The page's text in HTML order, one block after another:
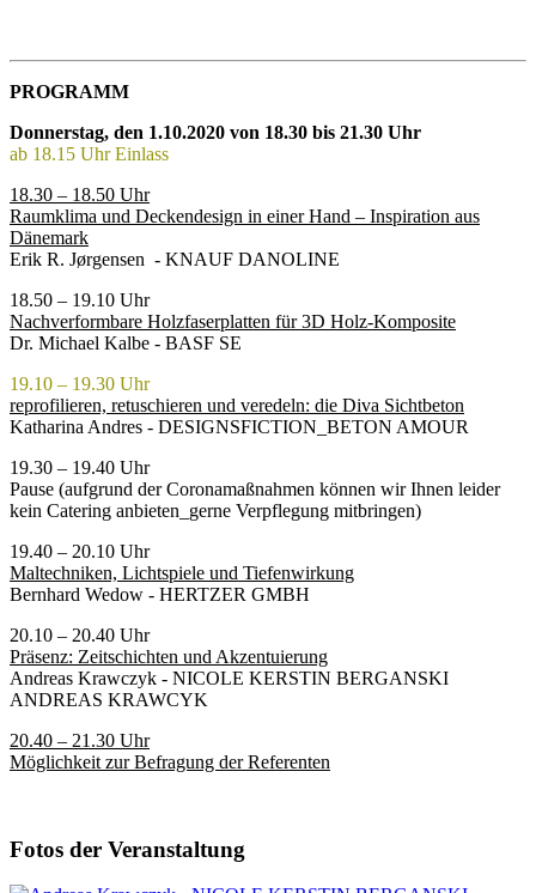
PROGRAMM
Donnerstag, den 1.10.2020 von 18.30 bis 21.30 Uhr
ab 18.15 Uhr Einlass
18.30 – 18.50 Uhr
Raumklima und Deckendesign in einer Hand – Inspiration aus
Dänemark
Erik R. Jørgensen - KNAUF DANOLINE
18.50 – 19.10 Uhr
Nachverformbare Holzfaserplatten für 3D Holz-Komposite
Dr. Michael Kalbe - BASF SE
19.10 – 19.30 Uhr
reprofilieren, retuschieren und veredeln: die Diva Sichtbeton
Katharina Andres - DESIGNSFICTION_BETON AMOUR
19.30 – 19.40 Uhr
Pause (aufgrund der Coronamaßnahmen können wir Ihnen leider
kein Catering anbieten_gerne Verpflegung mitbringen)
19.40 – 20.10 Uhr
Maltechniken, Lichtspiele und Tiefenwirkung
Bernhard Wedow - HERTZER GMBH
20.10 – 20.40 Uhr
Präsenz: Zeitschichten und Akzentuierung
Andreas Krawczyk - NICOLE KERSTIN BERGANSKI
ANDREAS KRAWCYK
20.40 – 21.30 Uhr
Möglichkeit zur Befragung der Referenten
Fotos der Veranstaltung